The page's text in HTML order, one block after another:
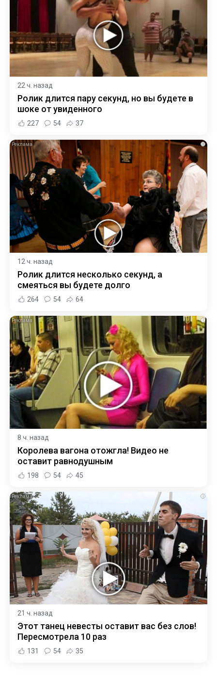
22 ч. назад
Ролик длится пару секунд, но вы будете в
шоке от увиденного
227 54 37
i
12 ч. назад
Ролик длится несколько секунд, а
смеяться вы будете долго
264 54 64
i
8 ч. назад
Королева вагона отожгла! Видео не
оставит равнодушным
198 54 45
i
21 ч. назад
Этот танец невесты оставит вас без слов!
Пересмотрела 10 раз
131 54 35